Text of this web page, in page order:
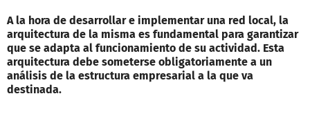
A la hora de desarrollar e implementar una red local, la
arquitectura de la misma es fundamental para garantizar
que se adapta al funcionamiento de su actividad. Esta
arquitectura debe someterse obligatoriamente a un
análisis de la estructura empresarial a la que va
destinada.